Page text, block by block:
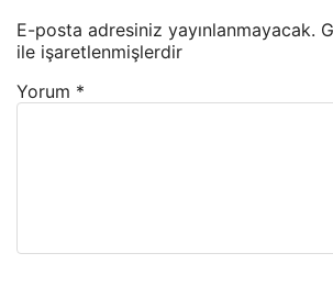
E-posta adresiniz yayınlanmayacak.
ile işaretlenmişlerdir
Yorum *